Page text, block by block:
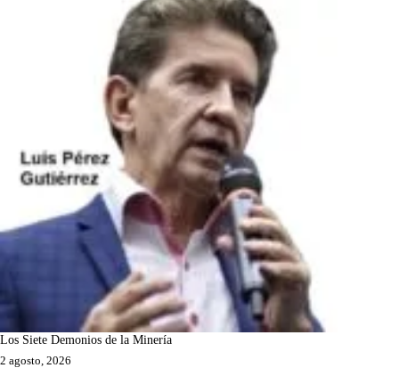
Los Siete Demonios de la Minería
2 agosto, 2026